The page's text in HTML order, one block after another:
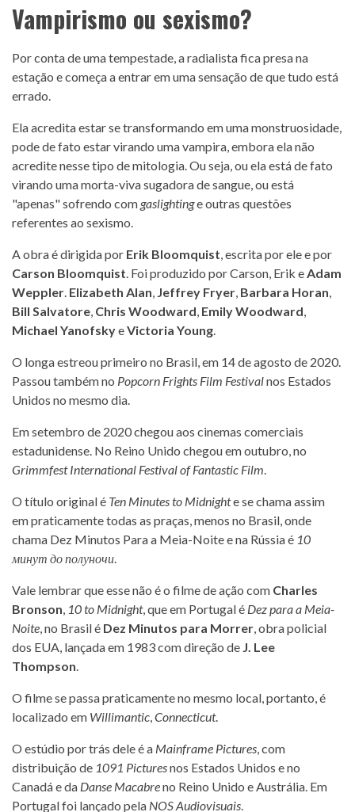
Vampirismo ou sexismo?
Por conta de uma tempestade, a radialista fica presa na
estação e começa a entrar em uma sensação de que tudo está
errado.
Ela acredita estar se transformando em uma monstruosidade,
pode de fato estar virando uma vampira, embora ela não
acredite nesse tipo de mitologia. Ou seja, ou ela está de fato
virando uma morta-viva sugadora de sangue, ou está
"apenas" sofrendo com gaslightinge outras questões
referentes ao sexismo.
A obra é dirigida por Erik Bloomquist, escrita por ele e por
Carson Bloomquist. Foi produzido por Carson, Erik eAdam
Weppler. Elizabeth Alan, Jeffrey Fryer, Barbara Horan,
Bill Salvatore, Chris Woodward, Emily Woodward,
Michael YanofskyeVictoria Young.
O longa estreou primeiro no Brasil, em 14 de agosto de 2020.
Passou também no Popcorn Frights Film Festivalnos Estados
Unidos no mesmo dia.
Em setembro de 2020 chegou aos cinemas comerciais
estadunidense. No Reino Unido chegou em outubro, no
Grimmfest International Festival of Fantastic Film.
O título original é Ten Minutes to Midnighte se chama assim
em praticamente todas as praças, menos no Brasil, onde
chama Dez Minutos Para a Meia-Noite e na Rússia é 10
минут до полуночи.
Vale lembrar que esse não é o filme de ação com Charles
Bronson, 10 to Midnight, que em Portugal é Dez para a Meia-
Noite, no Brasil é Dez Minutos para Morrer, obra policial
dos EUA, lançada em 1983 com direção de J. Lee
Thompson.
O filme se passa praticamente no mesmo local, portanto, é
localizado em Willimantic,Connecticut.
O estúdio por trás dele é a Mainframe Pictures, com
distribuição de 1091 Picturesnos Estados Unidos e no
Canadá e da Danse Macabreno Reino Unido e Austrália. Em
Portugal foi lançado pela NOS Audiovisuais.